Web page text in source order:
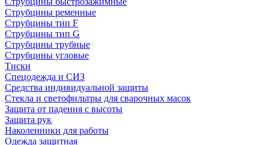
Струбцины ременные
Струбцины тип F
Струбцины тип G
Струбцины трубные
Струбцины угловые
Тиски
Спецодежда и СИЗ
Средства индивидуальной защиты
Стекла и светофильтры для сварочных масок
Защита от падения с высоты
Защита рук
Наколенники для работы
Одежда защитная